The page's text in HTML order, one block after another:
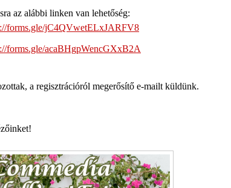
az alábbi linken van lehetőség:
forms.gle/jC4QVwetELxJARFV8
forms.gle/acaBHgpWencGXxB2A
a regisztrációról megerősítő e-mailt küldünk.